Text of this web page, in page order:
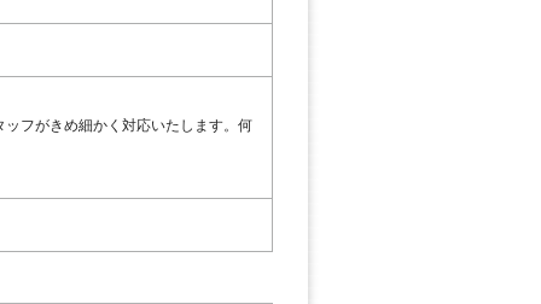
フがきめ細かく対応いたします。何